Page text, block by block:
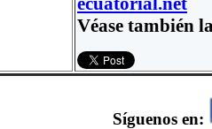
Véase también
Síguenos en: